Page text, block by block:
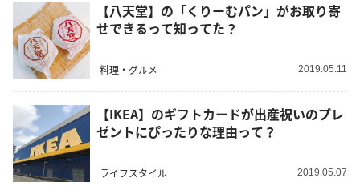
【八天堂】の「くりーむパン」がお取り寄
せできるって知ってた？
料理・グルメ 2019.05.11
【IKEA】のギフトカードが出産祝いのプレ
ゼントにぴったりな理由って？
ライフスタイル 2019.05.07